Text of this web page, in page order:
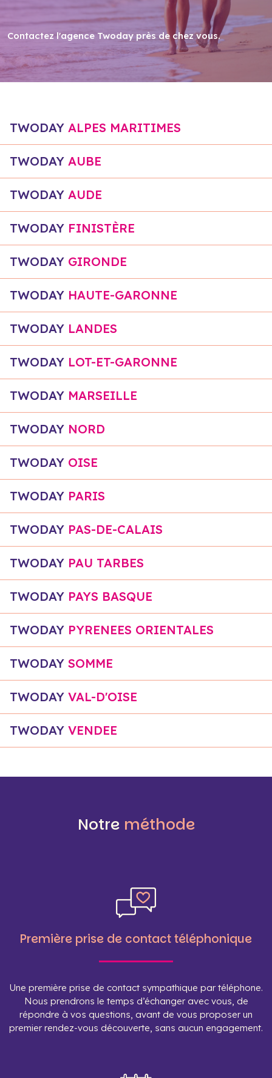
Contactez l'agence Twoday près de chez vous.
TWODAY ALPES MARITIMES
TWODAY AUBE
TWODAY AUDE
TWODAY FINISTÈRE
TWODAY GIRONDE
TWODAY HAUTE-GARONNE
TWODAY LANDES
TWODAY LOT-ET-GARONNE
TWODAY MARSEILLE
TWODAY NORD
TWODAY OISE
TWODAY PARIS
TWODAY PAS-DE-CALAIS
TWODAY PAU TARBES
TWODAY PAYS BASQUE
TWODAY PYRENEES ORIENTALES
TWODAY SOMME
TWODAY VAL-D'OISE
TWODAY VENDEE
Notre méthode
Première prise de contact téléphonique
Une première prise de contact sympathique par téléphone.
Nous prendrons le temps d’échanger avec vous, de
répondre à vos questions, avant de vous proposer un
premier rendez-vous découverte, sans aucun engagement.